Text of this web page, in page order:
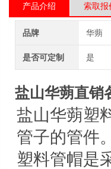
产品介绍 索取报
品牌 华蒴
是否可定制 是
盐山华蒴直销
盐山华蒴塑
管子的管件
塑料管帽是